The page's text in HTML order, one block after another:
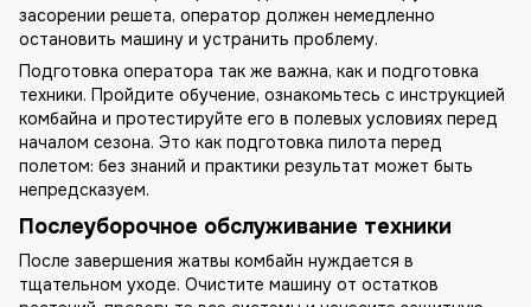
засорении решета, оператор должен немедленно
остановить машину и устранить проблему.
Подготовка оператора так же важна, как и подготовка
техники. Пройдите обучение, ознакомьтесь с инструкцией
комбайна и протестируйте его в полевых условиях перед
началом сезона. Это как подготовка пилота перед
полетом: без знаний и практики результат может быть
непредсказуем.
Послеуборочное обслуживание техники
После завершения жатвы комбайн нуждается в
тщательном уходе. Очистите машину от остатков